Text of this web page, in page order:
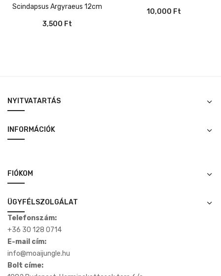
Értékelés:
/ 5
Scindapsus Argyraeus 12cm
3,500 Ft
10,000 Ft
NYITVATARTÁS
INFORMÁCIÓK
FIÓKOM
ÜGYFÉLSZOLGÁLAT
Telefonszám:
+36 30 128 0714
E-mail cím:
info@moaijungle.hu
Bolt címe: